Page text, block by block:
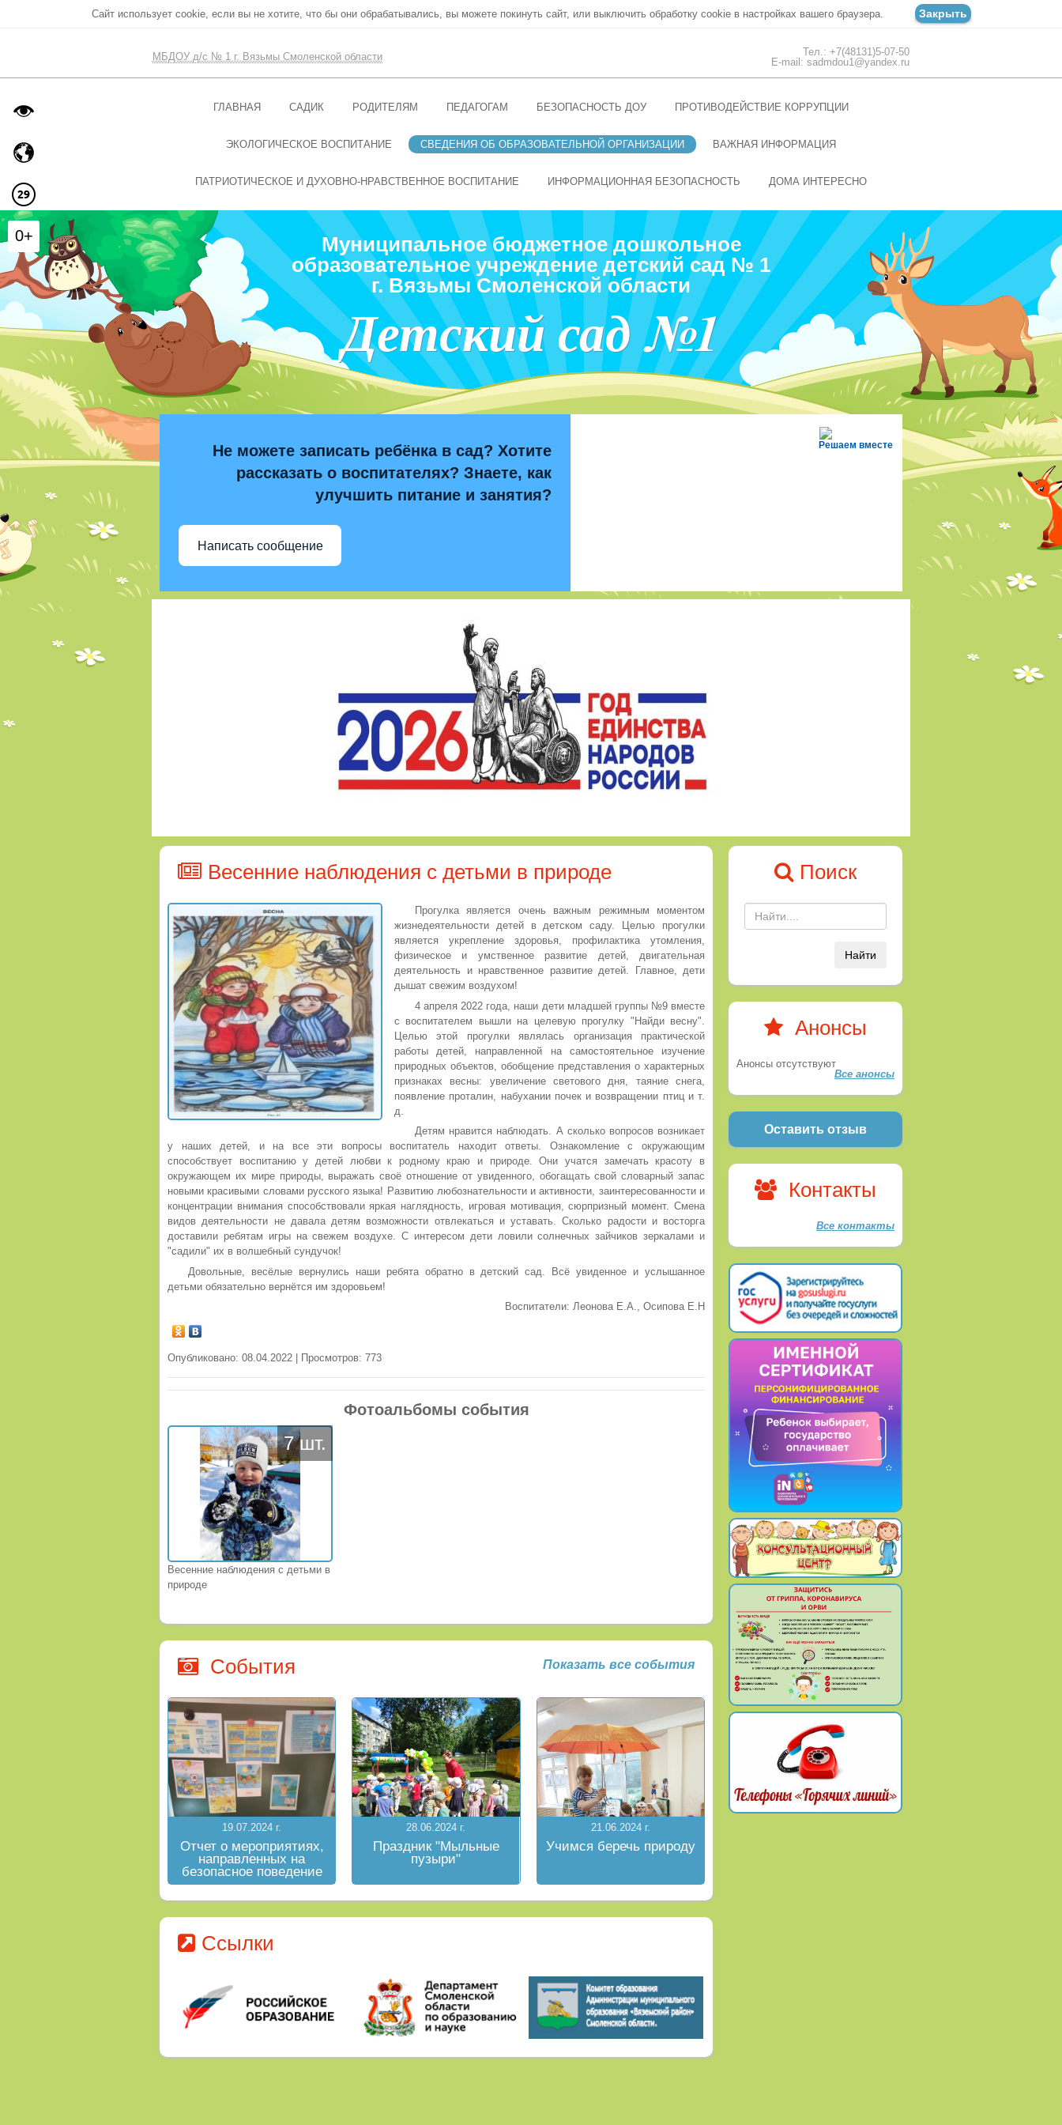
Сайт использует cookie, если вы не хотите, что бы они обрабатывались, вы можете покинуть сайт, или выключить обработку cookie в настройках вашего браузера. Закрыть
МБДОУ д/с № 1 г. Вязьмы Смоленской области
Тел.: +7(48131)5-07-50
E-mail: sadmdou1@yandex.ru
ГЛАВНАЯ САДИК РОДИТЕЛЯМ ПЕДАГОГАМ БЕЗОПАСНОСТЬ ДОУ ПРОТИВОДЕЙСТВИЕ КОРРУПЦИИ
ЭКОЛОГИЧЕСКОЕ ВОСПИТАНИЕ СВЕДЕНИЯ ОБ ОБРАЗОВАТЕЛЬНОЙ ОРГАНИЗАЦИИ ВАЖНАЯ ИНФОРМАЦИЯ
ПАТРИОТИЧЕСКОЕ И ДУХОВНО-НРАВСТВЕННОЕ ВОСПИТАНИЕ ИНФОРМАЦИОННАЯ БЕЗОПАСНОСТЬ ДОМА ИНТЕРЕСНО
Муниципальное бюджетное дошкольное
образовательное учреждение детский сад № 1
г. Вязьмы Смоленской области
Детский сад №1
Решаем вместе
Не можете записать ребёнка в сад? Хотите
рассказать о воспитателях? Знаете, как
улучшить питание и занятия?
Написать сообщение
Весенние наблюдения с детьми в природе
Прогулка является очень важным режимным моментом
жизнедеятельности детей в детском саду. Целью прогулки
является укрепление здоровья, профилактика утомления,
физическое и умственное развитие детей, двигательная
деятельность и нравственное развитие детей. Главное, дети
дышат свежим воздухом!
4 апреля 2022 года, наши дети младшей группы №9 вместе
с воспитателем вышли на целевую прогулку "Найди весну".
Целью этой прогулки являлась организация практической
работы детей, направленной на самостоятельное изучение
природных объектов, обобщение представления о характерных
признаках весны: увеличение светового дня, таяние снега,
появление проталин, набухании почек и возвращении птиц и т.
д.
Детям нравится наблюдать. А сколько вопросов возникает
у наших детей, и на все эти вопросы воспитатель находит ответы. Ознакомление с окружающим
способствует воспитанию у детей любви к родному краю и природе. Они учатся замечать красоту в
окружающем их мире природы, выражать своё отношение от увиденного, обогащать свой словарный запас
новыми красивыми словами русского языка! Развитию любознательности и активности, заинтересованности и
концентрации внимания способствовали яркая наглядность, игровая мотивация, сюрпризный момент. Смена
видов деятельности не давала детям возможности отвлекаться и уставать. Сколько радости и восторга
доставили ребятам игры на свежем воздухе. С интересом дети ловили солнечных зайчиков зеркалами и
"садили" их в волшебный сундучок!
Довольные, весёлые вернулись наши ребята обратно в детский сад. Всё увиденное и услышанное
детьми обязательно вернётся им здоровьем!
Воспитатели: Леонова Е.А., Осипова Е.Н
Опубликовано: 08.04.2022 | Просмотров: 773
Фотоальбомы события
7 шт.
Весенние наблюдения с детьми в
природе
События Показать все события
19.07.2024 г.
Отчет о мероприятиях,
направленных на
безопасное поведение
на водных объектах в
летний период
28.06.2024 г.
Праздник "Мыльные
пузыри"
21.06.2024 г.
Учимся беречь природу
Ссылки
Поиск
Найти
Анонсы
Анонсы отсутствуют
Все анонсы
Оставить отзыв
Контакты
Все контакты
0+